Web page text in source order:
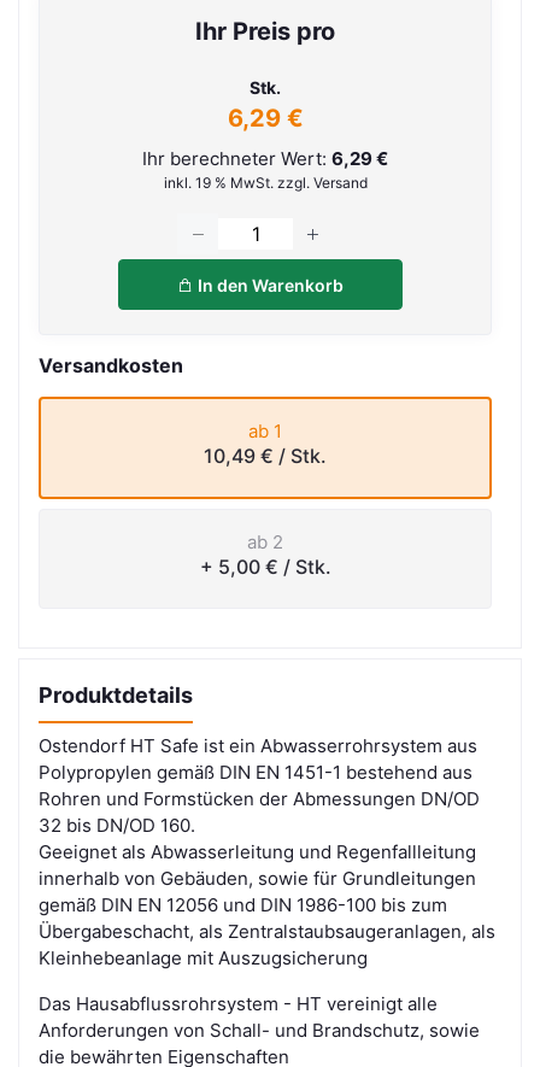
Ihr Preis pro
Stk.
6,29 €
Ihr berechneter Wert: 6,29 €
inkl. 19 % MwSt. zzgl. Versand
In den Warenkorb
Versandkosten
ab 1
10,49 € / Stk.
ab 2
+ 5,00 € / Stk.
Produktdetails
Ostendorf HT Safe ist ein Abwasserrohrsystem aus
Polypropylen gemäß DIN EN 1451-1 bestehend aus
Rohren und Formstücken der Abmessungen DN/OD
32 bis DN/OD 160.
Geeignet als Abwasserleitung und Regenfallleitung
innerhalb von Gebäuden, sowie für Grundleitungen
gemäß DIN EN 12056 und DIN 1986-100 bis zum
Übergabeschacht, als Zentralstaubsaugeranlagen, als
Kleinhebeanlage mit Auszugsicherung
Das Hausabflussrohrsystem - HT vereinigt alle
Anforderungen von Schall- und Brandschutz, sowie
die bewährten Eigenschaften